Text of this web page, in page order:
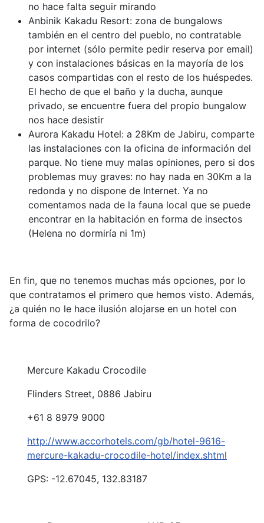
no hace falta seguir mirando
Anbinik Kakadu Resort: zona de bungalows
también en el centro del pueblo, no contratable
por internet (sólo permite pedir reserva por email)
y con instalaciones básicas en la mayoría de los
casos compartidas con el resto de los huéspedes.
El hecho de que el baño y la ducha, aunque
privado, se encuentre fuera del propio bungalow
nos hace desistir
Aurora Kakadu Hotel: a 28Km de Jabiru, comparte
las instalaciones con la oficina de información del
parque. No tiene muy malas opiniones, pero si dos
problemas muy graves: no hay nada en 30Km a la
redonda y no dispone de Internet. Ya no
comentamos nada de la fauna local que se puede
encontrar en la habitación en forma de insectos
(Helena no dormiría ni 1m)
En fin, que no tenemos muchas más opciones, por lo
que contratamos el primero que hemos visto. Además,
¿a quién no le hace ilusión alojarse en un hotel con
forma de cocodrilo?
Mercure Kakadu Crocodile
Flinders Street, 0886 Jabiru
+61 8 8979 9000
http://www.accorhotels.com/gb/hotel-9616-
mercure-kakadu-crocodile-hotel/index.shtml
GPS: -12.67045, 132.83187